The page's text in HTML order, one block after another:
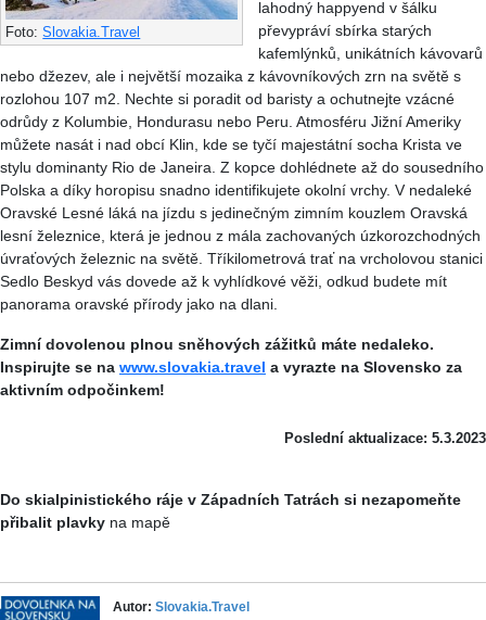
Foto:Slovakia.Travel
lahodný happyend v šálku
převypráví sbírka starých
kafemlýnků, unikátních kávovarů
nebo džezev, ale i největší mozaika z kávovníkových zrn na světě s
rozlohou 107 m2. Nechte si poradit od baristy a ochutnejte vzácné
odrůdy z Kolumbie, Hondurasu nebo Peru. Atmosféru Jižní Ameriky
můžete nasát i nad obcí Klin, kde se tyčí majestátní socha Krista ve
stylu dominanty Rio de Janeira. Z kopce dohlédnete až do sousedního
Polska a díky horopisu snadno identifikujete okolní vrchy. V nedaleké
Oravské Lesné láká na jízdu s jedinečným zimním kouzlem Oravská
lesní železnice, která je jednou z mála zachovaných úzkorozchodných
úvraťových železnic na světě. Tříkilometrová trať na vrcholovou stanici
Sedlo Beskyd vás dovede až k vyhlídkové věži, odkud budete mít
panorama oravské přírody jako na dlani.
Zimní dovolenou plnou sněhových zážitků máte nedaleko.
Inspirujte se na www.slovakia.travel a vyrazte na Slovensko za
aktivním odpočinkem!
Poslední aktualizace: 5.3.2023
Do skialpinistického ráje v Západních Tatrách si nezapomeňte
přibalit plavky na mapě
Autor: Slovakia.Travel